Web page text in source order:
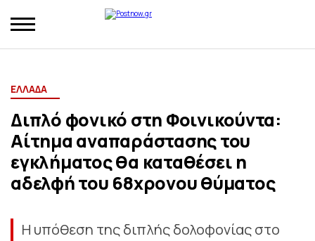
ΕΛΛΑΔΑ
Διπλό φονικό στη Φοινικούντα:
Αίτημα αναπαράστασης του
εγκλήματος θα καταθέσει η
αδελφή του 68χρονου θύματος
Η υπόθεση της διπλής δολοφονίας στο